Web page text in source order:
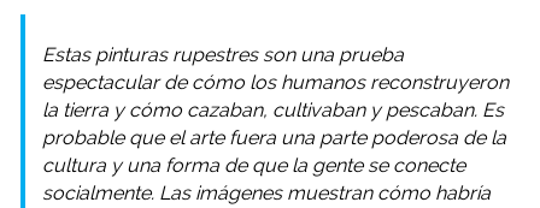
Estas pinturas rupestres son una prueba
espectacular de cómo los humanos reconstruyeron
la tierra y cómo cazaban, cultivaban y pescaban. Es
probable que el arte fuera una parte poderosa de la
cultura y una forma de que la gente se conecte
socialmente. Las imágenes muestran cómo habría